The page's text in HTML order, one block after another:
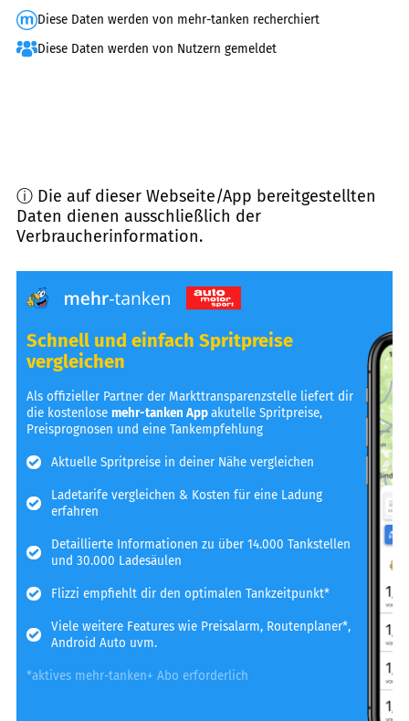
Diese Daten werden von mehr-tanken recherchiert
Diese Daten werden von Nutzern gemeldet
ⓘ Die auf dieser Webseite/App bereitgestellten
Daten dienen ausschließlich der
Verbraucherinformation.
Schnell und einfach Spritpreise
vergleichen
Als offizieller Partner der Markttransparenzstelle liefert dir
die kostenlosemehr-tanken Appakutelle Spritpreise,
Preisprognosen und eine Tankempfehlung
Aktuelle Spritpreise in deiner Nähe vergleichen
Ladetarife vergleichen & Kosten für eine Ladung
erfahren
Detaillierte Informationen zu über 14.000 Tankstellen
und 30.000 Ladesäulen
Flizzi empfiehlt dir den optimalen Tankzeitpunkt*
Viele weitere Features wie Preisalarm, Routenplaner*,
Android Auto uvm.
*aktives mehr-tanken+ Abo erforderlich